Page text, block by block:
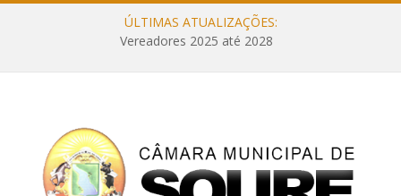
ÚLTIMAS ATUALIZAÇÕES:
Vereadores 2025 até 2028